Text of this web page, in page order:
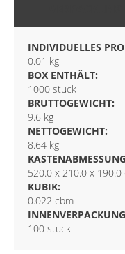
INDIVIDUELLES
0.01 kg
BOX ENTHÄLT:
1000 stuck
BRUTTOGEWICHT:
9.6 kg
NETTOGEWICHT:
8.64 kg
520.0 x 210.0 x 190.0
KUBIK:
0.022 cbm
100 stuck